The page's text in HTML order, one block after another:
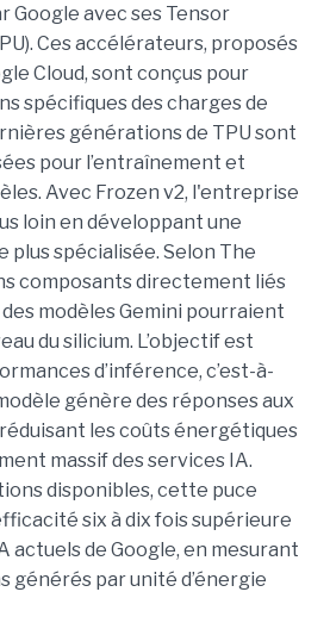
Google avec ses Tensor
Ces accélérateurs, proposés
Cloud, sont conçus pour
spécifiques des charges de
générations de TPU sont
pour l’entraînement et
Avec Frozen v2, l'entreprise
loin en développant une
spécialisée. Selon The
composants directement liés
modèles Gemini pourraient
du silicium. L’objectif est
d’inférence, c’est-à-
génère des réponses aux
les coûts énergétiques
massif des services IA.
disponibles, cette puce
six à dix fois supérieure
actuels de Google, en mesurant
générés par unité d’énergie